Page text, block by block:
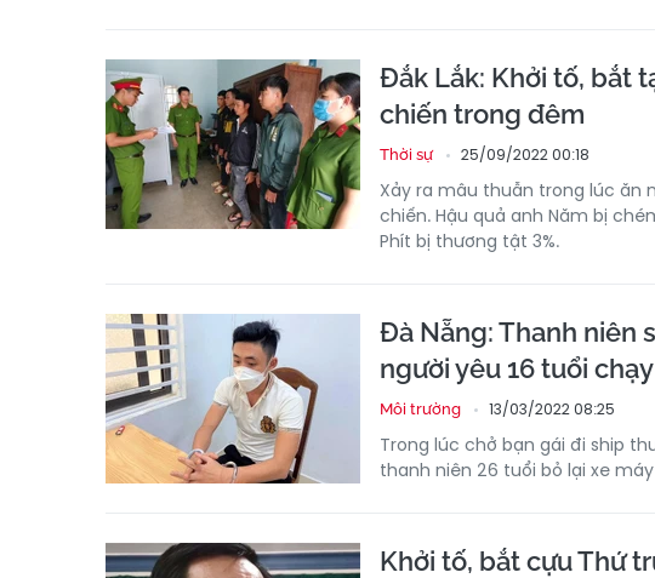
Đắk Lắk: Khởi tố, bắt
chiến trong đêm
Thời sự 25/09/2022 00:18
Xảy ra mâu thuẫn trong lúc ăn
chiến. Hậu quả anh Năm bị
Phít bị thương tật 3%.
Đà Nẵng: Thanh niên
người yêu 16 tuổi
Môi trường 13/03/2022 08:25
Trong lúc chở bạn gái đi ship
thanh niên 26 tuổi bỏ lại xe
Khởi tố, bắt cựu Thứ